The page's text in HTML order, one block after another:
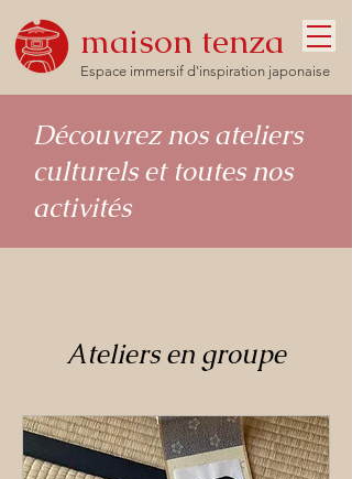
maison tenza
Espace immersif d'inspiration japonaise
Découvrez nos ateliers
culturels et toutes nos
activités
Ateliers en groupe